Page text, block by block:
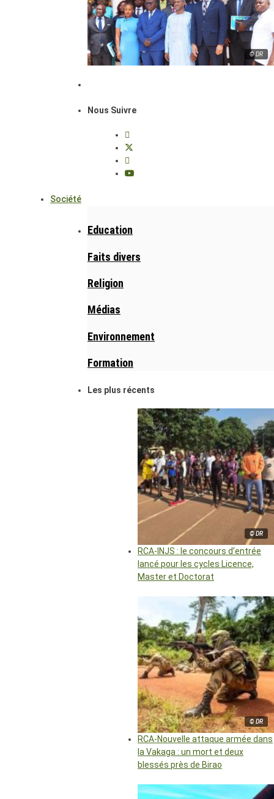
© DR
Nous Suivre
Société
Education
Faits divers
Religion
Médias
Environnement
Formation
Les plus récents
© DR
RCA-INJS : le concours d’entrée
lancé pour les cycles Licence,
Master et Doctorat
© DR
RCA-Nouvelle attaque armée dans
la Vakaga : un mort et deux
blessés près de Birao